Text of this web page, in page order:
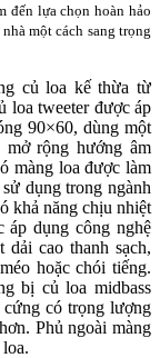
đến lựa chọn hoàn hảo
một cách sang trọng
củ loa kế thừa từ
loa tweeter được áp
90×60, dùng một
rộng hướng âm
màng loa được làm
dụng trong ngành
khả năng chịu nhiệt
áp dụng công nghệ
dải cao thanh sạch,
hoặc chói tiếng.
bị củ loa midbass
cứng có trọng lượng
Phủ ngoài màng